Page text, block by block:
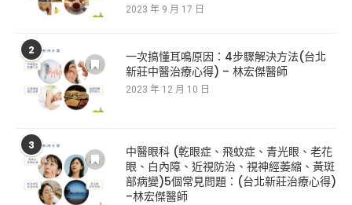
2023 年 9 月 17 日
2
一次搞懂耳鳴原因：4步驟解決方法(台北
新莊中醫治療心得) – 林宏傑醫師
2023 年 12 月 10 日
3
中醫眼科 (乾眼症、飛蚊症、青光眼、老花
眼、白內障、近視防治、視神經萎縮、黃斑
部病變)5個常見問題：(台北新莊治療心得)
–林宏傑醫師